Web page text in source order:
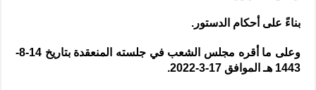
بناءً على أحكام الدستور.
وعلى ما أقره مجلس الشعب في جلسته المنعقدة بتاريخ 14-8-
1443 هـ الموافق 17-3-2022.